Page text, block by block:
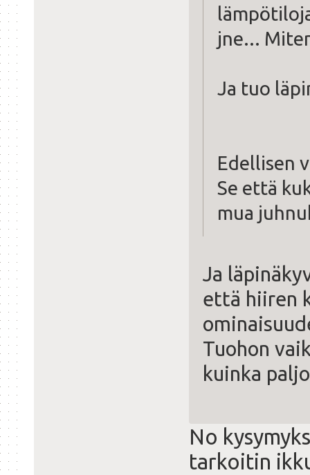
jne...
Ja tuo
Edellisen
Se että
mua
Ja
että hiiren
Tuohon
kuinka
No
tarkoitin